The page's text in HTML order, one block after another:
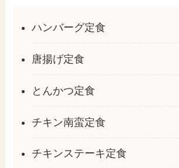
ハンバーグ定食
唐揚げ定食
とんかつ定食
チキン南蛮定食
チキンステーキ定食